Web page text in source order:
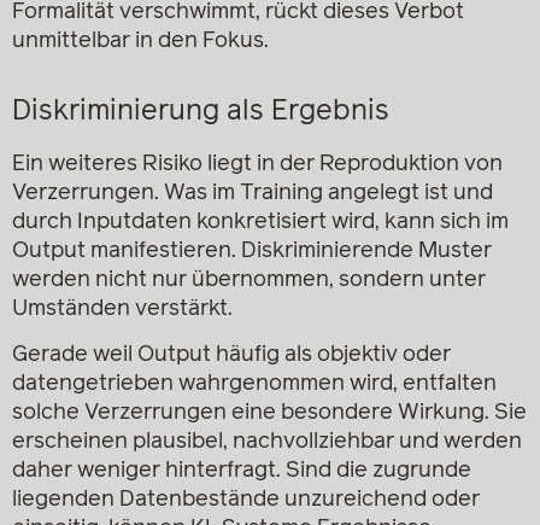
Formalität verschwimmt, rückt dieses Verbot
unmittelbar in den Fokus.
Diskriminierung als Ergebnis
Ein weiteres Risiko liegt in der Reproduktion von
Verzerrungen. Was im Training angelegt ist und
durch Inputdaten konkretisiert wird, kann sich im
Output manifestieren. Diskriminierende Muster
werden nicht nur übernommen, sondern unter
Umständen verstärkt.
Gerade weil Output häufig als objektiv oder
datengetrieben wahrgenommen wird, entfalten
solche Verzerrungen eine besondere Wirkung. Sie
erscheinen plausibel, nachvollziehbar und werden
daher weniger hinterfragt. Sind die zugrunde
liegenden Datenbestände unzureichend oder